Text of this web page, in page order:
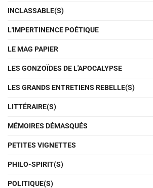
INCLASSABLE(S)
L'IMPERTINENCE POÉTIQUE
LE MAG PAPIER
LES GONZOÏDES DE L'APOCALYPSE
LES GRANDS ENTRETIENS REBELLE(S)
LITTÉRAIRE(S)
MÉMOIRES DÉMASQUÉS
PETITES VIGNETTES
PHILO-SPIRIT(S)
POLITIQUE(S)